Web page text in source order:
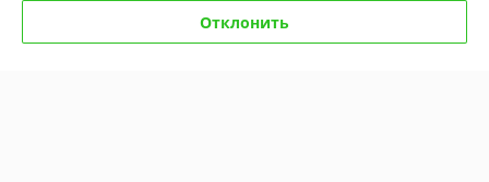
Информация для покупателяОтклонить